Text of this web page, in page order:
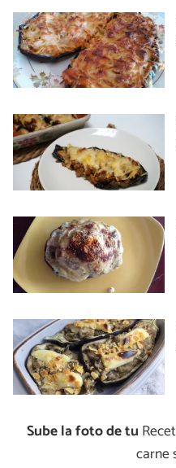
Sube la foto de tu
carne